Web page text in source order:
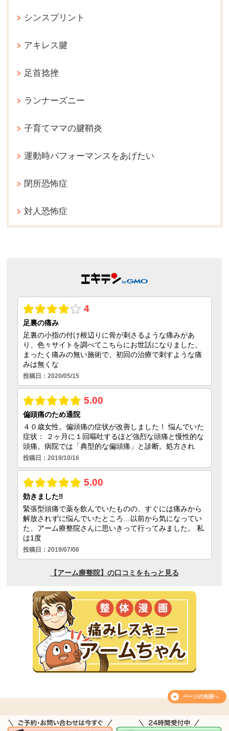
シンスプリント
アキレス腱
足首捻挫
ランナーズニー
子育てママの腱鞘炎
運動時パフォーマンスをあげたい
閉所恐怖症
対人恐怖症
ページの先頭へ